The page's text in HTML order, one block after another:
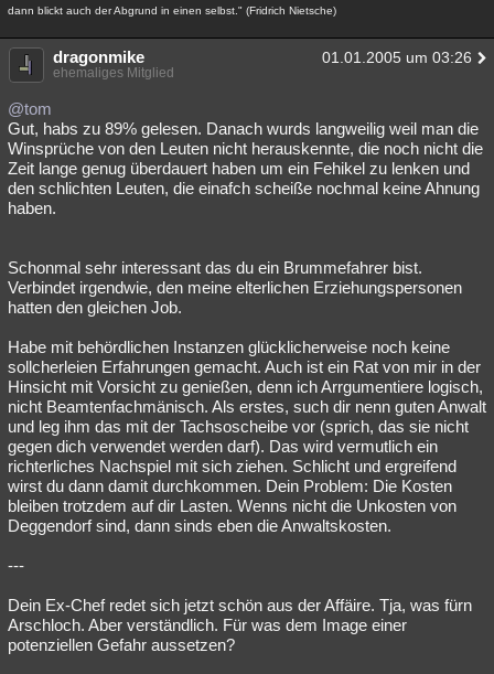
dann blickt auch der Abgrund in einen selbst." (Fridrich Nietsche)
dragonmike 01.01.2005 um 03:26
ehemaliges Mitglied
@tom
Gut, habs zu 89% gelesen. Danach wurds langweilig weil man die
Winsprüche von den Leuten nicht herauskennte, die noch nicht die
Zeit lange genug überdauert haben um ein Fehikel zu lenken und
den schlichten Leuten, die einafch scheiße nochmal keine Ahnung
haben.
Schonmal sehr interessant das du ein Brummefahrer bist.
Verbindet irgendwie, den meine elterlichen Erziehungspersonen
hatten den gleichen Job.
Habe mit behördlichen Instanzen glücklicherweise noch keine
sollcherleien Erfahrungen gemacht. Auch ist ein Rat von mir in der
Hinsicht mit Vorsicht zu genießen, denn ich Arrgumentiere logisch,
nicht Beamtenfachmänisch. Als erstes, such dir nenn guten Anwalt
und leg ihm das mit der Tachsoscheibe vor (sprich, das sie nicht
gegen dich verwendet werden darf). Das wird vermutlich ein
richterliches Nachspiel mit sich ziehen. Schlicht und ergreifend
wirst du dann damit durchkommen. Dein Problem: Die Kosten
bleiben trotzdem auf dir Lasten. Wenns nicht die Unkosten von
Deggendorf sind, dann sinds eben die Anwaltskosten.
---
Dein Ex-Chef redet sich jetzt schön aus der Affäire. Tja, was fürn
Arschloch. Aber verständlich. Für was dem Image einer
potenziellen Gefahr aussetzen?